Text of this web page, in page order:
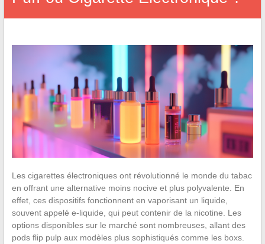
Les cigarettes électroniques ont révolutionné le monde du tabac
en offrant une alternative moins nocive et plus polyvalente. En
effet, ces dispositifs fonctionnent en vaporisant un liquide,
souvent appelé e-liquide, qui peut contenir de la nicotine. Les
options disponibles sur le marché sont nombreuses, allant des
pods flip pulp aux modèles plus sophistiqués comme les boxs.